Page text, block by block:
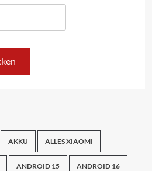
AKKU ALLES XIAOMI
ANDROID 15 ANDROID 16